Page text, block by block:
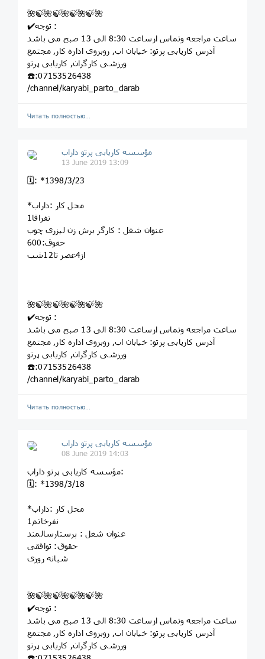
🌺🍃🌺🍃🌺🍃🌺🍃🌺
✔️توجه :
ساعت مراجعه وتماس ازساعت 8:30 الی 13 صبح می باشد
آدرس کاریابی پرتو: خيابان اب, روبروى اداره کار, مجتمع
ورزشى کارگران, کاريابى پرتو
☎️:07153526438
/channel/karyabi_parto_darab
Читать полностью…
مؤسسه کاريابى پرتو داراب
13 June 2019 13:09
🗓: *1398/3/23
*محل کار :داراب
1نفراقا
عنوان شغل : کارگر برش زن لیزری چوب
حقوق:600
از4عصر تا12شب
🌺🍃🌺🍃🌺🍃🌺🍃🌺
✔️توجه :
ساعت مراجعه وتماس ازساعت 8:30 الی 13 صبح می باشد
آدرس کاریابی پرتو: خيابان اب, روبروى اداره کار, مجتمع
ورزشى کارگران, کاريابى پرتو
☎️:07153526438
/channel/karyabi_parto_darab
Читать полностью…
مؤسسه کاريابى پرتو داراب
08 June 2019 14:03
مؤسسه کاريابى پرتو داراب:
🗓: *1398/3/18
*محل کار :داراب
1نفرخانم
عنوان شغل : پرستارسالمند
حقوق: توافقی
شبانه روزی
🌺🍃🌺🍃🌺🍃🌺🍃🌺
✔️توجه :
ساعت مراجعه وتماس ازساعت 8:30 الی 13 صبح می باشد
آدرس کاریابی پرتو: خيابان اب, روبروى اداره کار, مجتمع
ورزشى کارگران, کاريابى پرتو